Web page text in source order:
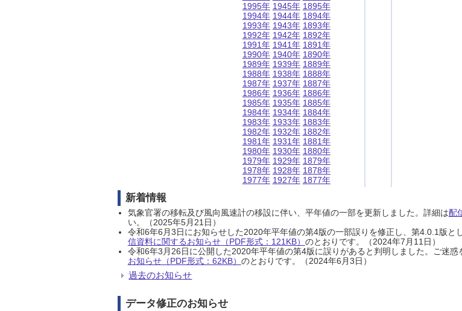
1995年
1994年
1993年
1992年
1991年
1990年
1989年
1988年
1987年
1986年
1985年
1984年
1983年
1982年
1981年
1980年
1979年
1978年
1977年
1945年
1944年
1943年
1942年
1941年
1940年
1939年
1938年
1937年
1936年
1935年
1934年
1933年
1932年
1931年
1930年
1929年
1928年
1927年
1895年
1894年
1893年
1892年
1891年
1890年
1889年
1888年
1887年
1886年
1885年
1884年
1883年
1882年
1881年
1880年
1879年
1878年
1877年
新着情報
気象官署の移転及び風向風速計の移設に伴い、平年値の一部を更新しました。詳細は配
い。（2025年5月21日）
令和6年6月3日にお知らせした2020年平年値の第4版の一部誤りを修正し、第4.0.1版
信資料に関するお知らせ（PDF形式：121KB） のとおりです。（2024年7月11日）
令和6年3月26日に公開した2020年平年値の第4版に誤りがあると判明しました。ご迷
お知らせ（PDF形式：62KB） のとおりです。（2024年6月3日）
過去のお知らせ
データ修正のお知らせ